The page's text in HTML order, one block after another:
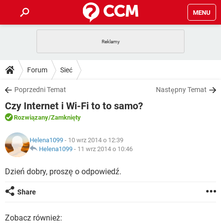
MENU
GRY
SPOTIFY
INSTAGRAM FACEBOOK
WINDOWS 10
PORADY
PlayStation
SPOTIFY
INSTAGRAM
WINDOWS 10
DO POBRANIA
ANDROID TIKTOK
GRY
IOS NETFLIX
INSTAGRAM
WINDOWS 10
FORUM
COVID-19
GRY WHATSAPP
ARTYKUŁY
COVID-19
GRY WHATSAPP
SPOTIFY
Forum Sieć
Poprzedni Temat Następny Temat
Czy Internet i Wi-Fi to to samo?
Rozwiązany/Zamknięty
Helena1099 - 10 wrz 2014 o 12:39
Helena1099 - 11 wrz 2014 o 10:46
Dzień dobry, proszę o odpowiedź.
Share
Zobacz również: